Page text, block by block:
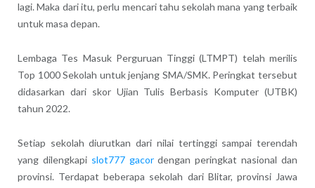
lagi. Maka dari itu, perlu mencari tahu sekolah mana yang terbaik
untuk masa depan.
Lembaga Tes Masuk Perguruan Tinggi (LTMPT) telah merilis
Top 1000 Sekolah untuk jenjang SMA/SMK. Peringkat tersebut
didasarkan dari skor Ujian Tulis Berbasis Komputer (UTBK)
tahun 2022.
Setiap sekolah diurutkan dari nilai tertinggi sampai terendah
yang dilengkapi slot777 gacordengan peringkat nasional dan
provinsi. Terdapat beberapa sekolah dari Blitar, provinsi Jawa